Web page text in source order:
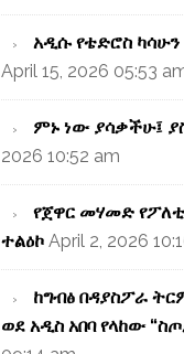
አዲሱ የቴድሮስ ካሳሁን
April 15, 2026 05:53
ምኑ ነው ያሳቃችሁ፤
2026 10:52 am
የጀዋር መሃመድ
ተልዕኮ April 2, 2026
ከግብፅ በዳያስፖራ
ወደ አዲስ አበባ የላከው